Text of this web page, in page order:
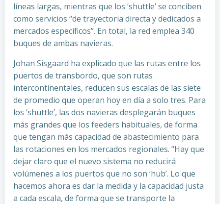
líneas largas, mientras que los ‘shuttle’ se conciben
como servicios “de trayectoria directa y dedicados a
mercados específicos”. En total, la red emplea 340
buques de ambas navieras.
Johan Sisgaard ha explicado que las rutas entre los
puertos de transbordo, que son rutas
intercontinentales, reducen sus escalas de las siete
de promedio que operan hoy en día a solo tres. Para
los ‘shuttle’, las dos navieras desplegarán buques
más grandes que los feeders habituales, de forma
que tengan más capacidad de abastecimiento para
las rotaciones en los mercados regionales. “Hay que
dejar claro que el nuevo sistema no reducirá
volúmenes a los puertos que no son ‘hub’. Lo que
hacemos ahora es dar la medida y la capacidad justa
a cada escala, de forma que se transporte la